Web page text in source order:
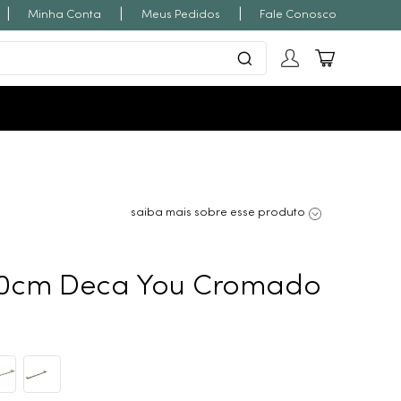
Minha Conta Meus Pedidos Fale Conosco
saiba mais sobre esse produto
Deca You Cromado